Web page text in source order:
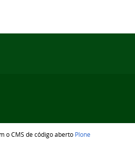
o CMS de código aberto Plone